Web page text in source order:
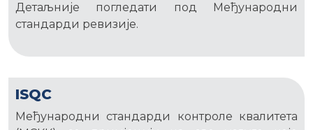
Детаљније погледати под Међународни
стандарди ревизије.
ISQC
Међународни стандарди контроле квалитета